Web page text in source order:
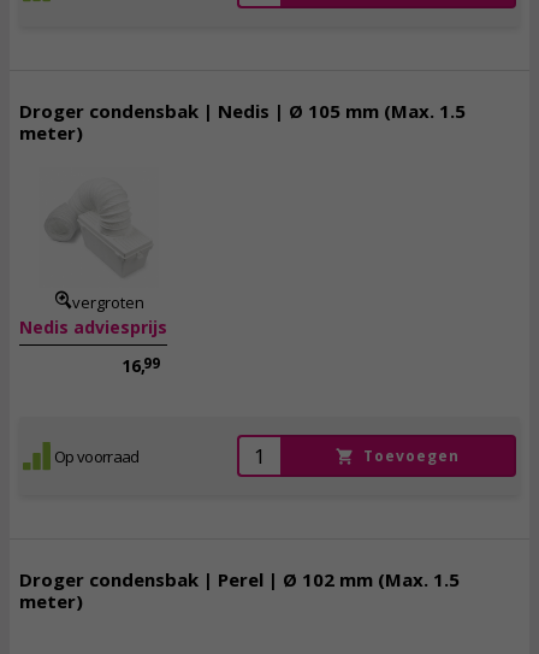
Droger condensbak | Nedis | Ø 105 mm (Max. 1.5
meter)
vergroten
Nedis adviesprijs
16,99
Op voorraad Toevoegen
Droger condensbak | Perel | Ø 102 mm (Max. 1.5
meter)